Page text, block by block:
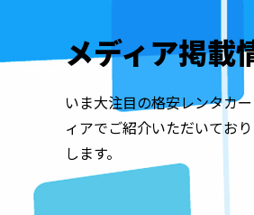
メディア掲載
いま大注目の格安レンタカ
ィアでご紹介いただいてお
します。